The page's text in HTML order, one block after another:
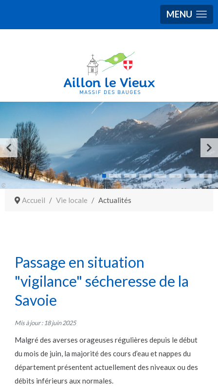
MENU
Accueil Vie locale Actualités
Passage en situation
"vigilance" sécheresse de la
Savoie
Mis à jour : 18 juin 2025
Malgré des averses orageuses régulières depuis le début
du mois de juin, la majorité des cours d’eau et nappes du
département présentent actuellement des niveaux ou des
débits inférieurs aux normales.